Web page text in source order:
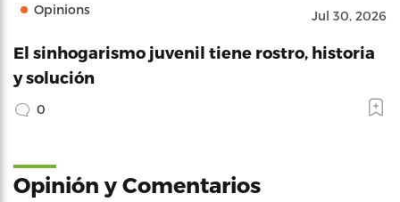
Opinions Jul 30, 2026
El sinhogarismo juvenil tiene rostro, historia
y solución
0
Opinión y Comentarios